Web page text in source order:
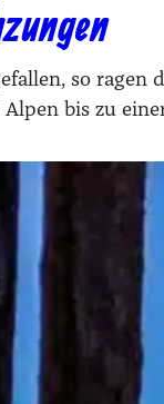
so ragen
bis zu